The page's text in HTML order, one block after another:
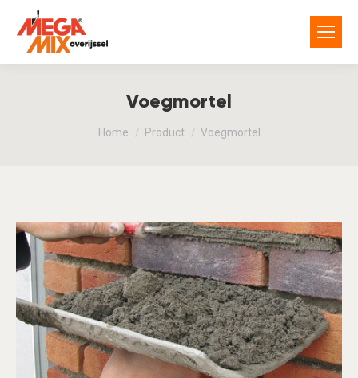
Voegmortel
You are here:
Home Product Voegmortel